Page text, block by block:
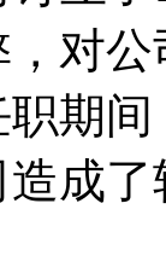
对
期
成